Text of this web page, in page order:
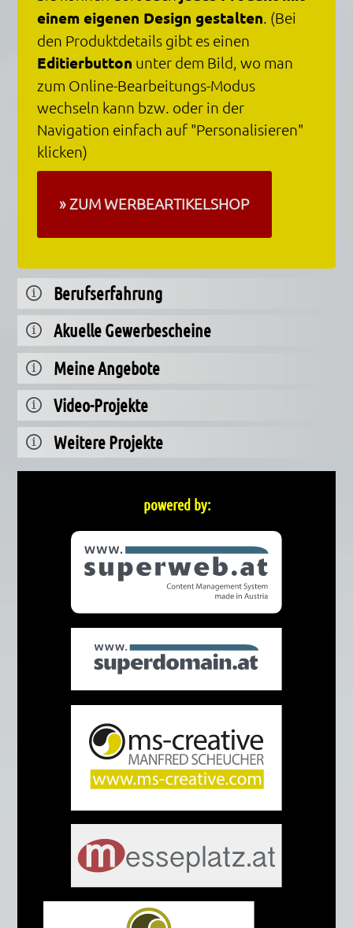
einem eigenen Design gestalten. (Bei
den Produktdetails gibt es einen
Editierbutton unter dem Bild, wo man
zum Online-Bearbeitungs-Modus
wechseln kann bzw. oder in der
Navigation einfach auf "Personalisieren"
klicken)
» ZUM WERBEARTIKELSHOP
Berufserfahrung
Akuelle Gewerbescheine
Meine Angebote
Video-Projekte
Weitere Projekte
powered by: